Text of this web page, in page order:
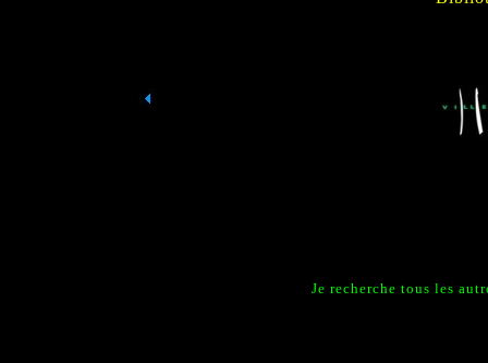
Je recherche tous les